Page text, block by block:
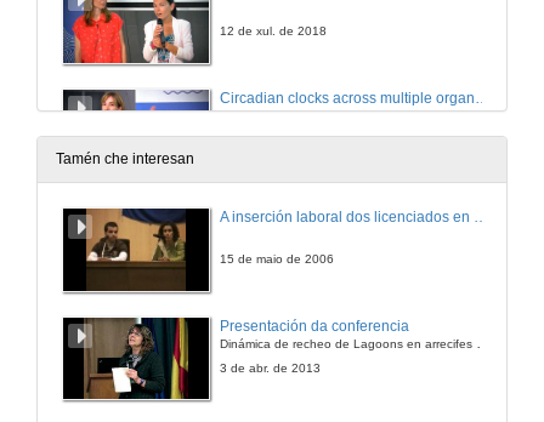
12 de xul. de 2018
12 de xul. de 2018
Tamén che interesan
A inserción laboral dos licenciados en Ciencias do Mar: a carreira investigadora
15 de maio de 2006
Presentación da conferencia
Dinámica de recheo de Lagoons en arrecifes de coral
3 de abr. de 2013